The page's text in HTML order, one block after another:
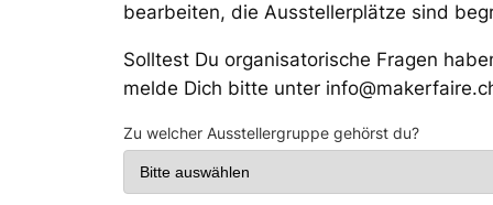
bearbeiten, die Ausstellerplätze sind
Solltest Du organisatorische Fragen
melde Dich bitte unter
Zu welcher Ausstellergruppe gehörst du?